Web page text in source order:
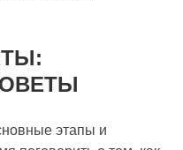
этапы и